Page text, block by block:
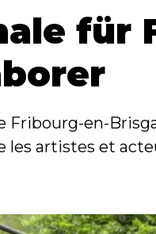
für
en-
artistes et